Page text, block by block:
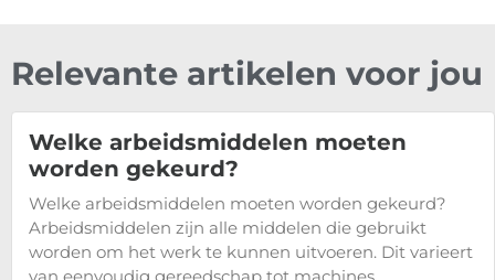
Relevante artikelen voor jou
Welke arbeidsmiddelen moeten
worden gekeurd?
Welke arbeidsmiddelen moeten worden gekeurd?
Arbeidsmiddelen zijn alle middelen die gebruikt
worden om het werk te kunnen uitvoeren. Dit varieert
van eenvoudig gereedschap tot machines.